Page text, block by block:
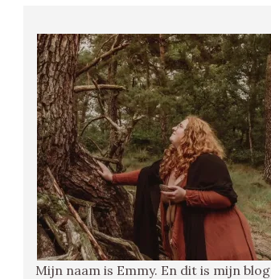
Mijn naam is Emmy. En dit is mijn blog